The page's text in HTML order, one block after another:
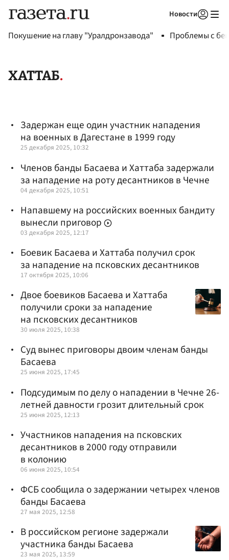
Новости
Покушение на главу "Уралдронзавода" Проблемы с
ХАТТАБ
Задержан еще один участник нападения
на военных в Дагестане в 1999 году
25 декабря 2025, 10:32
Членов банды Басаева и Хаттаба задержали
за нападение на роту десантников в Чечне
04 декабря 2025, 10:51
Напавшему на российских военных бандиту
вынесли приговор
03 декабря 2025, 12:17
Боевик Басаева и Хаттаба получил срок
за нападение на псковских десантников
17 октября 2025, 10:06
Двое боевиков Басаева и Хаттаба
получили сроки за нападение
на псковских десантников
30 июля 2025, 10:38
Суд вынес приговоры двоим членам банды
Басаева
25 июня 2025, 17:45
Подсудимым по делу о нападении в Чечне 26-
летней давности грозит длительный срок
25 июня 2025, 12:13
Участников нападения на псковских
десантников в 2000 году отправили
в колонию
06 июня 2025, 10:54
ФСБ сообщила о задержании четырех членов
банды Басаева
27 мая 2025, 12:58
В российском регионе задержали
участника банды Басаева
23 мая 2025, 13:59